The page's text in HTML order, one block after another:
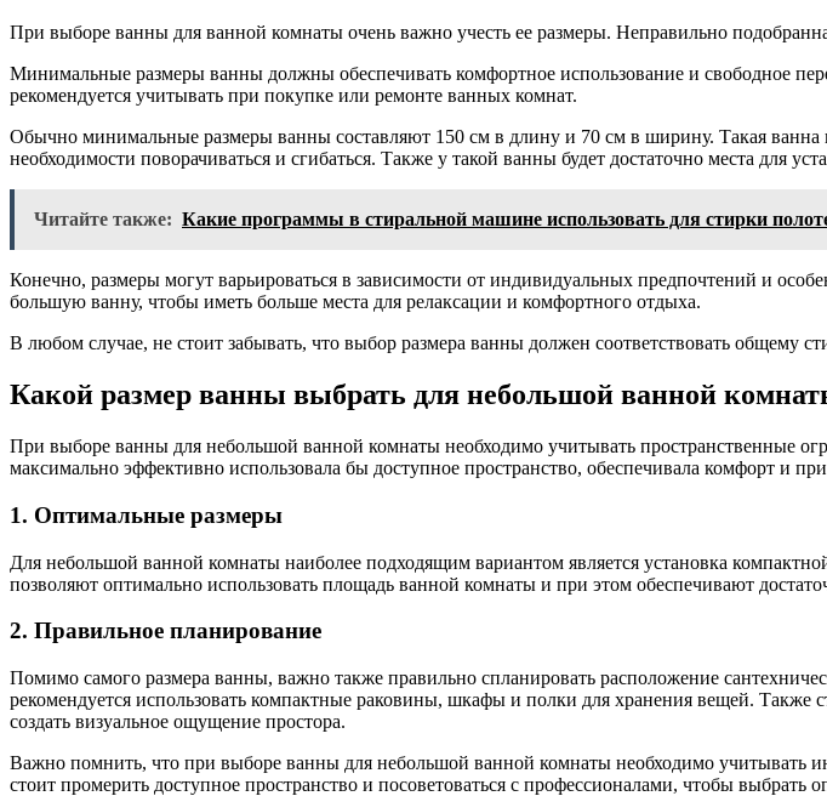
При выборе ванны для ванной комнаты очень важно учесть ее размеры. Неправильно
Минимальные размеры ванны должны обеспечивать комфортное использование и свободное
рекомендуется учитывать при покупке или ремонте ванных комнат.
Обычно минимальные размеры ванны составляют 150 см в длину и 70 см в ширину. Такая ванна
необходимости поворачиваться и сгибаться. Также у такой ванны будет достаточно места для
Читайте также: Какие программы в стиральной машине использовать для стирки
Конечно, размеры могут варьироваться в зависимости от индивидуальных предпочтений и
большую ванну, чтобы иметь больше места для релаксации и комфортного отдыха.
В любом случае, не стоит забывать, что выбор размера ванны должен соответствовать
Какой размер ванны выбрать для небольшой ванной
При выборе ванны для небольшой ванной комнаты необходимо учитывать пространственные
максимально эффективно использовала бы доступное пространство, обеспечивала комфорт и
1. Оптимальные размеры
Для небольшой ванной комнаты наиболее подходящим вариантом является установка
позволяют оптимально использовать площадь ванной комнаты и при этом обеспечивают
2. Правильное планирование
Помимо самого размера ванны, важно также правильно спланировать расположение
рекомендуется использовать компактные раковины, шкафы и полки для хранения вещей.
создать визуальное ощущение простора.
Важно помнить, что при выборе ванны для небольшой ванной комнаты необходимо учитывать
стоит промерить доступное пространство и посоветоваться с профессионалами, чтобы